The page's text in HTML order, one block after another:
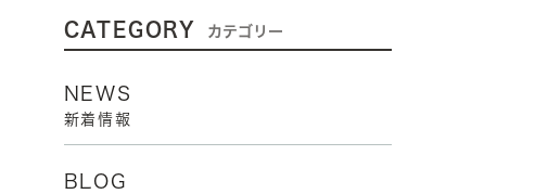
CATEGORY カテゴリー
NEWS
新着情報
BLOG